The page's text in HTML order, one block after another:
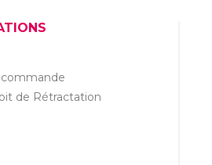
de Rétractation